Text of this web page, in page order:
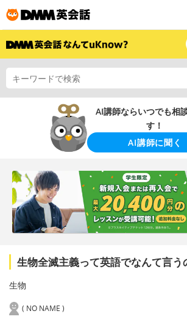
AI講師ならいつでも相
す！
AI講師に聞く
生物全滅主義って英語でなんて言う
生物
( NO NAME )